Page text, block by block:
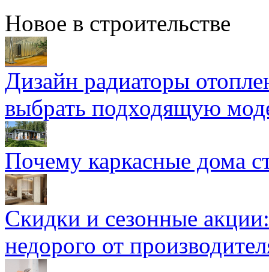
Новое в строительстве
Дизайн радиаторы
выбрать подходящую
Почему каркасные дома
Скидки и сезонные
недорого от